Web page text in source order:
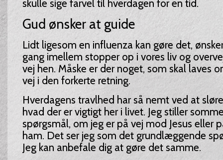
skulle sige farvel til hverdagen for en tid.
Gud ønsker at guide
Lidt ligesom en influenza kan gøre det,
gang imellem stopper op i vores liv og
vej hen. Måske er der noget, som skal laves
vej i den forkerte retning.
Hverdagens travlhed har så nemt ved at
hvad der er vigtigt her i livet. Jeg stiller
spørgsmål, om jeg er på vej mod Jesus eller
ham. Det ser jeg som det grundlæggende
Jeg kan anbefale dig at gøre det samme.